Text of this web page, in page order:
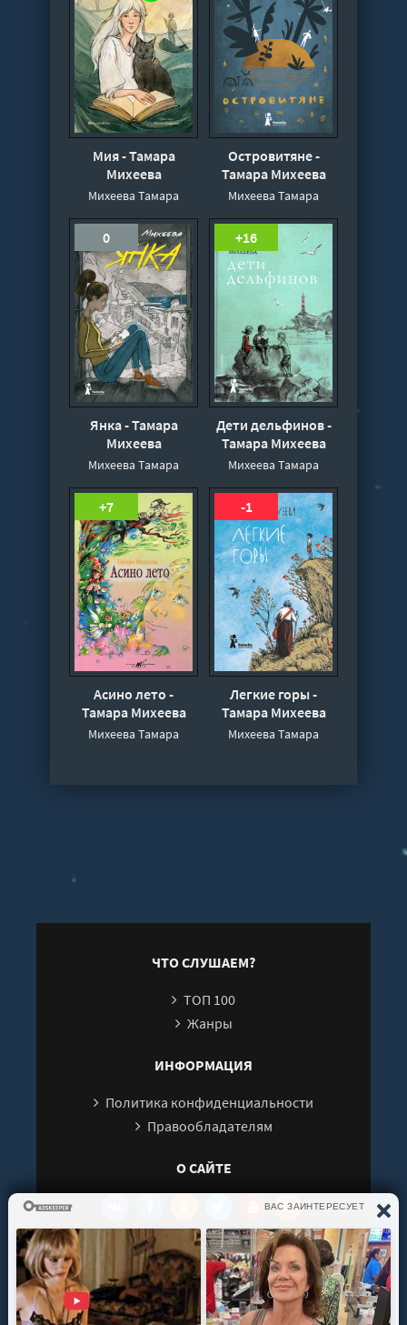
Мия - Тамара
Михеева
Михеева Тамара
Островитяне -
Тамара Михеева
Михеева Тамара
0
Янка - Тамара
Михеева
Михеева Тамара
+16
Дети дельфинов -
Тамара Михеева
Михеева Тамара
+7
Асино лето -
Тамара Михеева
Михеева Тамара
-1
Легкие горы -
Тамара Михеева
Михеева Тамара
ЧТО СЛУШАЕМ?
ТОП 100
Жанры
ИНФОРМАЦИЯ
Политика конфиденциальности
Правообладателям
О САЙТЕ
Интересуют новинки мира литературы? Вам к
нам. У нас можно послушать как новые так и
старые аудиокниги. Выбрать и поделиться с
друзьями лучшими аудиокнигами!